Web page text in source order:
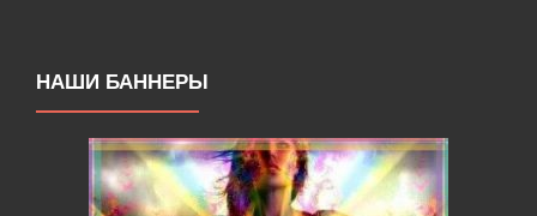
НАШИ БАННЕРЫ